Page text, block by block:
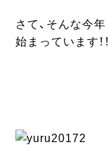
さて、そんな今
始まっています！！